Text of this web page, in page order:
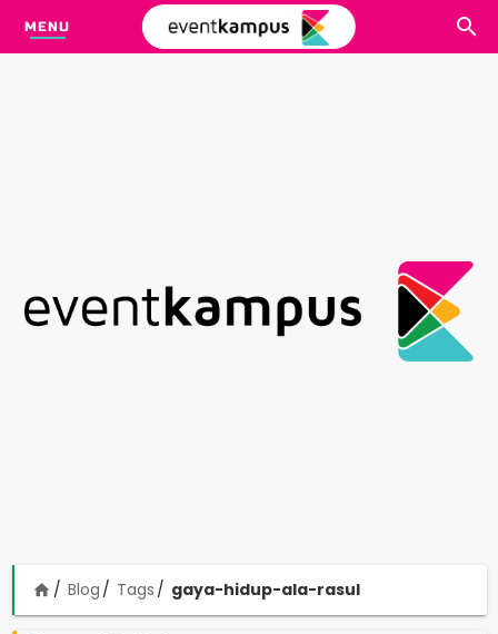
MENU
home Blog Tags gaya-hidup-ala-rasul